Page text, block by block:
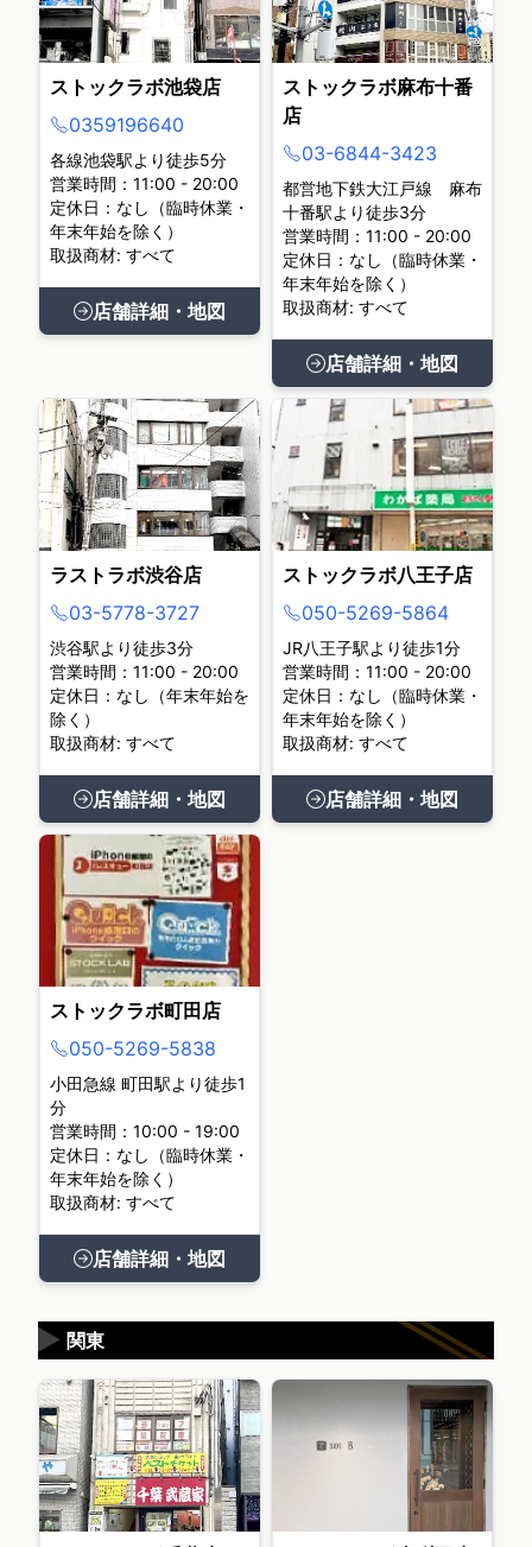
ストックラボ池袋店
0359196640
各線池袋駅より徒歩5分
営業時間：11:00 - 20:00
定休日：なし（臨時休業・
年末年始を除く）
取扱商材: すべて
店舗詳細・地図
ストックラボ麻布十番
店
03-6844-3423
都営地下鉄大江戸線 麻布
十番駅より徒歩3分
営業時間：11:00 - 20:00
定休日：なし（臨時休業・
年末年始を除く）
取扱商材: すべて
店舗詳細・地図
ラストラボ渋谷店
03-5778-3727
渋谷駅より徒歩3分
営業時間：11:00 - 20:00
定休日：なし（年末年始を
除く）
取扱商材: すべて
店舗詳細・地図
ストックラボ八王子店
050-5269-5864
JR八王子駅より徒歩1分
営業時間：11:00 - 20:00
定休日：なし（臨時休業・
年末年始を除く）
取扱商材: すべて
店舗詳細・地図
ストックラボ町田店
050-5269-5838
小田急線 町田駅より徒歩1
分
営業時間：10:00 - 19:00
定休日：なし（臨時休業・
年末年始を除く）
取扱商材: すべて
店舗詳細・地図
関東
▶